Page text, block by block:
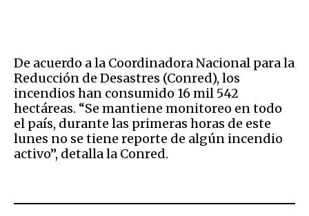
De acuerdo a la Coordinadora Nacional para la
Reducción de Desastres (Conred), los
incendios han consumido 16 mil 542
hectáreas. “Se mantiene monitoreo en todo
el país, durante las primeras horas de este
lunes no se tiene reporte de algún incendio
activo”, detalla la Conred.